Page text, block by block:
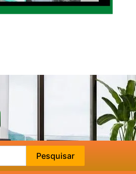
Pesquisar